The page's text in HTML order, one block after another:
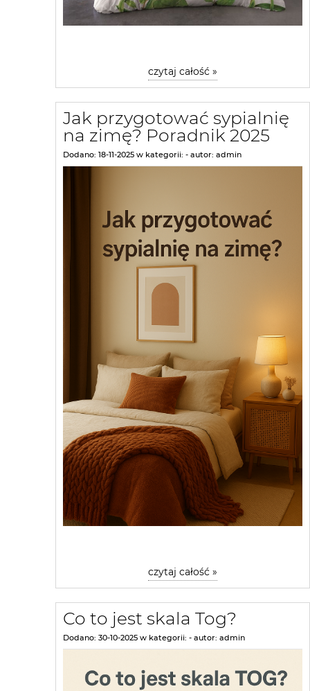
czytaj całość »
Jak przygotować sypialnię
na zimę? Poradnik 2025
Dodano: 18-11-2025 w kategorii: - autor: admin
czytaj całość »
Co to jest skala Tog?
Dodano: 30-10-2025 w kategorii: - autor: admin